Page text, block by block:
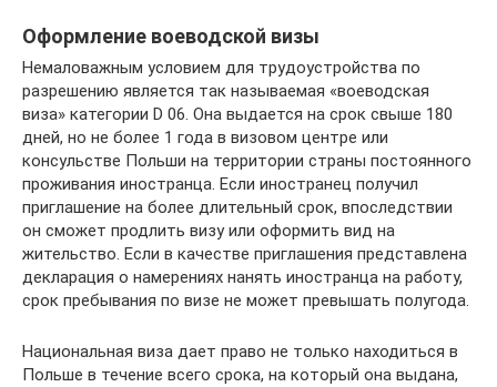
Оформление воеводской визы
Немаловажным условием для трудоустройства по
разрешению является так называемая «воеводская
виза» категории D 06. Она выдается на срок свыше 180
дней, но не более 1 года в визовом центре или
консульстве Польши на территории страны постоянного
проживания иностранца. Если иностранец получил
приглашение на более длительный срок, впоследствии
он сможет продлить визу или оформить вид на
жительство. Если в качестве приглашения представлена
декларация о намерениях нанять иностранца на работу,
срок пребывания по визе не может превышать полугода.
Национальная виза дает право не только находиться в
Польше в течение всего срока, на который она выдана,